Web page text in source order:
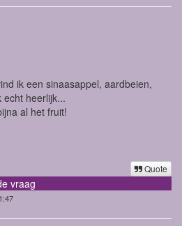
ik een sinaasappel, aardbeien,
echt heerlijk...
al het fruit!
Quote
vraag